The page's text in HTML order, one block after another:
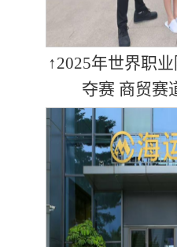
↑2025年世界职
夺赛 商贸赛